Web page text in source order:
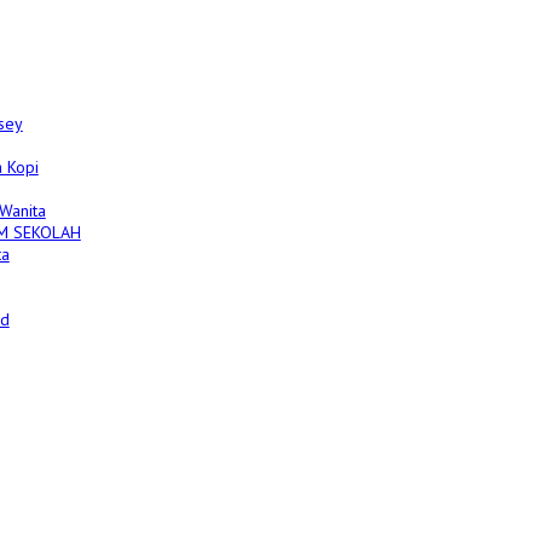
Kopi
SEKOLAH